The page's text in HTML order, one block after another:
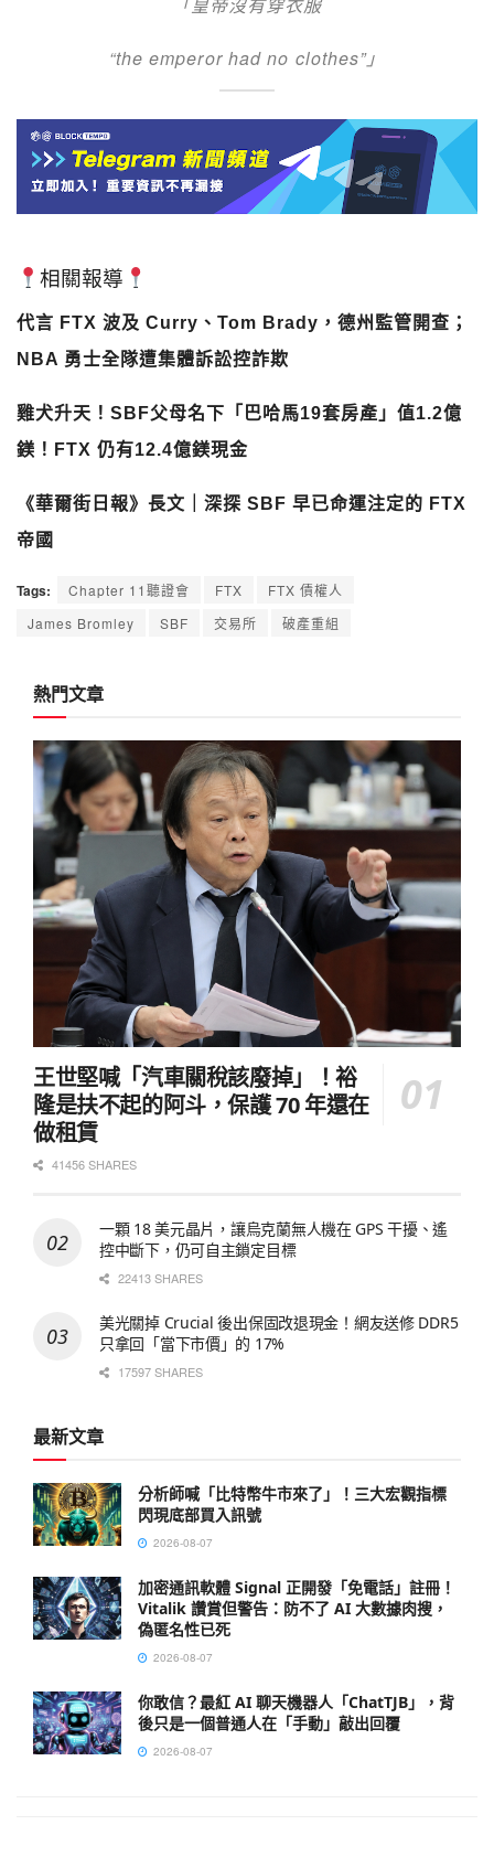
“the emperor had no clothes”」
相關報導
代言 FTX 波及 Curry、Tom Brady，德州監管開查；
NBA 勇士全隊遭集體訴訟控詐欺
雞犬升天！SBF父母名下「巴哈馬19套房產」值1.2億
鎂！FTX 仍有12.4億鎂現金
《華爾街日報》長文｜深探 SBF 早已命運注定的 FTX
帝國
Tags: Chapter 11聽證會 FTX
FTX 債權人
James Bromley
SBF 交易所 破產重組
熱門文章
王世堅喊「汽車關稅該廢掉」！裕
隆是扶不起的阿斗，保護 70 年還在
做租賃
41456 SHARES
一顆 18 美元晶片，讓烏克蘭無人機在 GPS 干擾、遙
控中斷下，仍可自主鎖定目標
22413 SHARES
美光關掉 Crucial 後出保固改退現金！網友送修 DDR5
只拿回「當下市價」的 17%
17597 SHARES
最新文章
分析師喊「比特幣牛市來了」！三大宏觀指標
閃現底部買入訊號
2026-08-07
加密通訊軟體 Signal 正開發「免電話」註冊！
Vitalik 讚賞但警告：防不了 AI 大數據肉搜，
偽匿名性已死
2026-08-07
你敢信？最紅 AI 聊天機器人「ChatTJB」，背
後只是一個普通人在「手動」敲出回覆
2026-08-07